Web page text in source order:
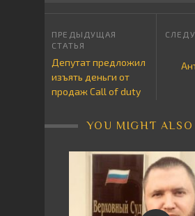
Депутат предложил
изъять деньги от
продаж Call of duty
YOU MIGHT